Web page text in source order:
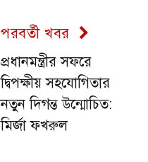
পরবর্তী খবর
প্রধানমন্ত্রীর সফরে
দ্বিপক্ষীয় সহযোগিতার
নতুন দিগন্ত উন্মোচিত:
মির্জা ফখরুল